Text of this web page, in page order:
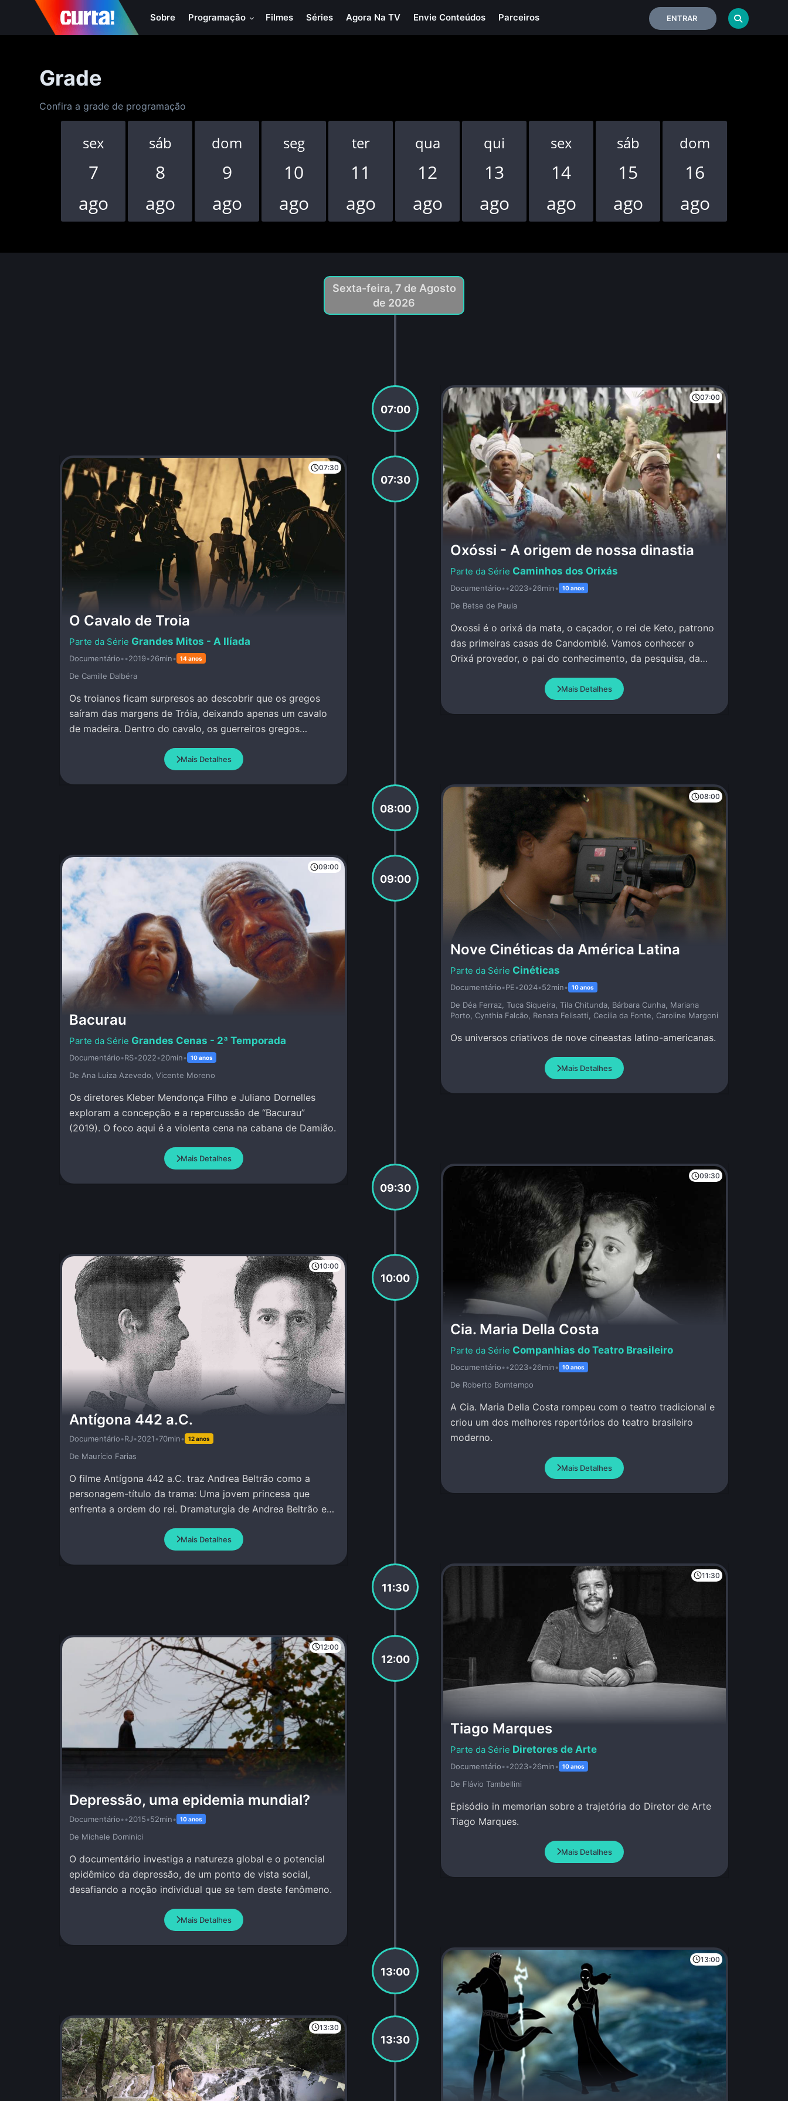
Sobre Programação Filmes Séries Agora Na TV Envie Conteúdos Parceiros ENTRAR
Grade
Confira a grade de programação
sex
7
ago
sáb
8
ago
dom
9
ago
seg
10
ago
ter
11
ago
qua
12
ago
qui
13
ago
sex
14
ago
sáb
15
ago
dom
16
ago
Sexta-feira, 7 de Agosto
de 2026
07:00
07:00
Oxóssi - A origem de nossa dinastia
Caminhos dos Orixás
Documentário••2023•26min• 10 anos
De Betse de Paula
Oxossi é o orixá da mata, o caçador, o rei de Keto, patrono
das primeiras casas de Candomblé. Vamos conhecer o
Orixá provedor, o pai do conhecimento, da pesquisa, da
Mais Detalhes
07:30
07:30
O Cavalo de Troia
Grandes Mitos - A Ilíada
Documentário••2019•26min• 14 anos
De Camille Dalbéra
Os troianos ficam surpresos ao descobrir que os gregos
saíram das margens de Tróia, deixando apenas um cavalo
de madeira. Dentro do cavalo, os guerreiros gregos
Mais Detalhes
08:00
08:00
Nove Cinéticas da América Latina
Cinéticas
Documentário•PE•2024•52min• 10 anos
De Déa Ferraz, Tuca Siqueira, Tila Chitunda, Bárbara Cunha, Mariana
Porto, Cynthia Falcão, Renata Felisatti, Cecilia da Fonte, Caroline Margoni
Os universos criativos de nove cineastas latino-americanas.
Mais Detalhes
09:00
09:00
Bacurau
Grandes Cenas - 2ª Temporada
Documentário•RS•2022•20min• 10 anos
De Ana Luiza Azevedo, Vicente Moreno
Os diretores Kleber Mendonça Filho e Juliano Dornelles
exploram a concepção e a repercussão de “Bacurau”
(2019). O foco aqui é a violenta cena na cabana de Damião.
Mais Detalhes
09:30
09:30
Cia. Maria Della Costa
Companhias do Teatro Brasileiro
Documentário••2023•26min• 10 anos
De Roberto Bomtempo
A Cia. Maria Della Costa rompeu com o teatro tradicional e
criou um dos melhores repertórios do teatro brasileiro
moderno.
Mais Detalhes
10:00
10:00
Antígona 442 a.C.
Documentário•RJ•2021•70min• 12 anos
De Maurí­cio Farias
O filme Antígona 442 a.C. traz Andrea Beltrão como a
personagem-título da trama: Uma jovem princesa que
enfrenta a ordem do rei. Dramaturgia de Andrea Beltrão e
Mais Detalhes
11:30
11:30
Tiago Marques
Diretores de Arte
Documentário••2023•26min• 10 anos
De Flávio Tambellini
Episódio in memorian sobre a trajetória do Diretor de Arte
Tiago Marques.
Mais Detalhes
12:00
12:00
Depressão, uma epidemia mundial?
Documentário••2015•52min• 10 anos
De Michele Dominici
O documentário investiga a natureza global e o potencial
epidêmico da depressão, de um ponto de vista social,
desafiando a noção individual que se tem deste fenômeno.
Mais Detalhes
13:00
13:00
13:30
13:30